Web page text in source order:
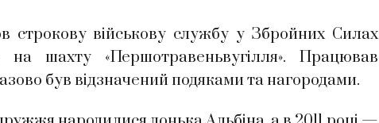
військову службу у Збройних Силах
на шахту «Першотравеньвугілля». Працював
був відзначений подяками та нагородами.